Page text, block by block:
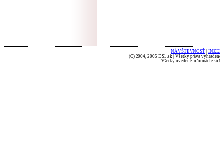
NÁVŠTEVNOSŤ
(C) 2004, 2005 DSL.sk | Všetky práva
Všetky uvedené informácie sú